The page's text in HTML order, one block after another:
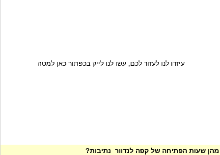
עיזרו לנו לעזור לכם, עשו לנו לייק בכפתור כאן למטה
מהן שעות הפתיחה של קפה לנדוור נתיבות?